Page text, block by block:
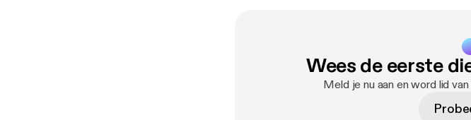
Wees de eerste
Meld je nu aan en word lid